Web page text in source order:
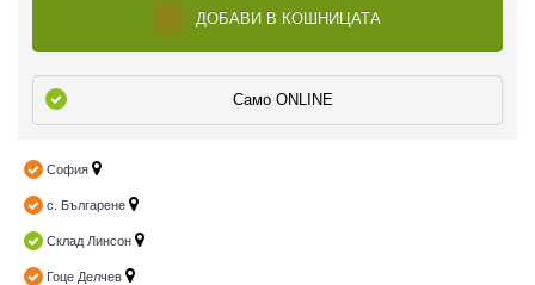
ДОБАВИ В КОШНИЦАТА
Само ONLINE
София
с. Българене
Склад Линсон
Гоце Делчев